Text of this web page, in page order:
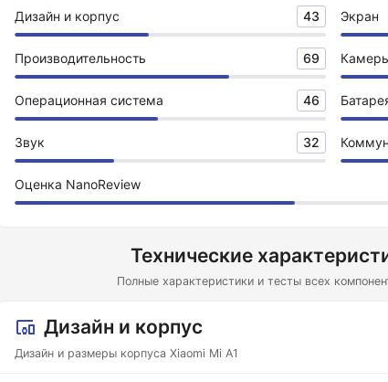
Дизайн и корпус 43 Экран
Производительность 69
Операционная система 46
Звук 32
Оценка NanoReview
Технические
Полные характеристики и тесты всех
Дизайн и корпус
Дизайн и размеры корпуса Xiaomi Mi A1